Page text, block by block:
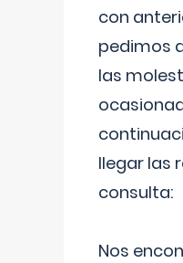
con
pedimos
las
llegar las
consulta:
Nos